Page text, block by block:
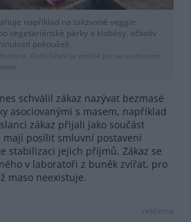
například na takzvané veggie
vegetariánské párky a klobásy, ačkoliv
pokoušeli.
Další šíření je možné jen se souhlasem
schválil zákaz nazývat bezmasé
asociovanými s masem, například
zákaz přijali jako součást
mají posílit smluvní postavení
stabilizaci jejich příjmů. Zákaz se
v laboratoři z buněk zvířat, pro
maso neexistuje.
reklama